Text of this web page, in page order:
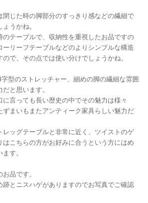
閉じた時の脚部分のすっきり感などの繊細で
うかね。
のテーブルで、収納性を重視したお品ですの
ーリーフテーブルなどのよりシンプルな構造
で、その点では使い分けでしょうかね。
型のストレッチャー、細めの脚の繊細な雰囲
と思います。
言っても長い歴史の中でその魅力は様々
ずまいもまたアンティーク家具らしい魅力だ
レッグテーブルと非常に近く、ツイストのゲ
はこちらの方がお好みに合うという方にはめ
す。
品です。
跡とニスハゲがありますのでお写真でご確認